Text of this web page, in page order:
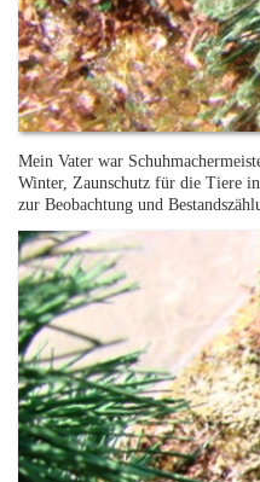
Mein Vater war
Winter, Zaunschutz für die Tiere
zur Beobachtung und